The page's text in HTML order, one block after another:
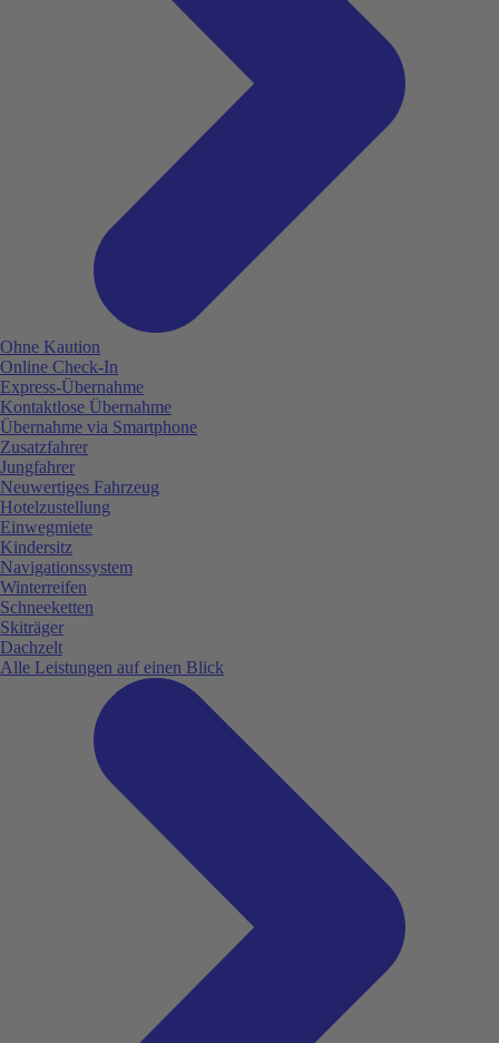
Ohne Kaution
Online Check-In
Express-Übernahme
Kontaktlose Übernahme
Übernahme via Smartphone
Zusatzfahrer
Jungfahrer
Neuwertiges Fahrzeug
Hotelzustellung
Einwegmiete
Kindersitz
Navigationssystem
Winterreifen
Schneeketten
Skiträger
Dachzelt
Alle Leistungen auf einen Blick